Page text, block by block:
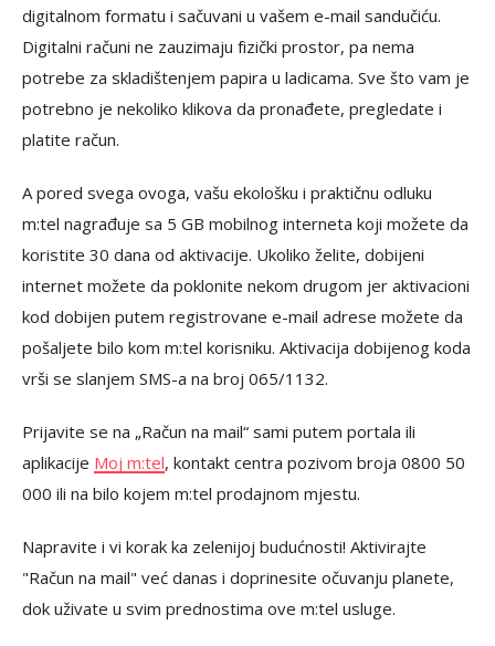
digitalnom formatu i sačuvani u vašem e-mail sandučiću.
Digitalni računi ne zauzimaju fizički prostor, pa nema
potrebe za skladištenjem papira u ladicama. Sve što vam je
potrebno je nekoliko klikova da pronađete, pregledate i
platite račun.
A pored svega ovoga, vašu ekološku i praktičnu odluku
m:tel nagrađuje sa 5 GB mobilnog interneta koji možete da
koristite 30 dana od aktivacije. Ukoliko želite, dobijeni
internet možete da poklonite nekom drugom jer aktivacioni
kod dobijen putem registrovane e-mail adrese možete da
pošaljete bilo kom m:tel korisniku. Aktivacija dobijenog koda
vrši se slanjem SMS-a na broj 065/1132.
Prijavite se na „Račun na mail“ sami putem portala ili
aplikacije Moj m:tel, kontakt centra pozivom broja 0800 50
000 ili na bilo kojem m:tel prodajnom mjestu.
Napravite i vi korak ka zelenijoj budućnosti! Aktivirajte
"Račun na mail" već danas i doprinesite očuvanju planete,
dok uživate u svim prednostima ove m:tel usluge.